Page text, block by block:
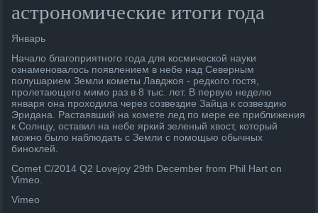
астрономические итоги года
Январь
Начало благоприятного года для космической науки
ознаменовалось появлением в небе над Северным
полушарием Земли кометы Лавджоя - редкого гостя,
пролетающего мимо раз в 8 тыс. лет. В первую неделю
января она проходила через созвездие Зайца к созвездию
Эридана. Растаявший на комете лед по мере ее приближения
к Солнцу, оставил на небе яркий зеленый хвост, который
можно было наблюдать с Земли с помощью обычных
биноклей.
Comet C/2014 Q2 Lovejoy 29th December from Phil Hart on
Vimeo.
Vimeo